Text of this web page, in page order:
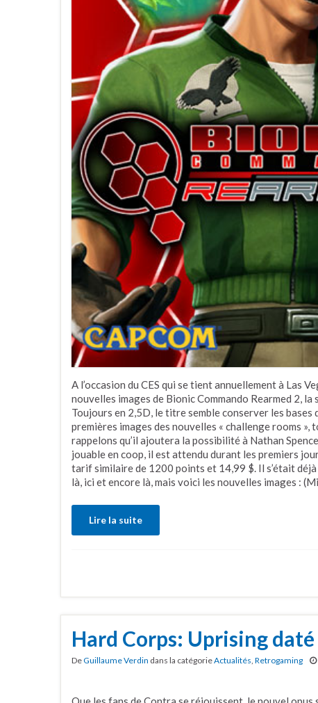
A l’occasion du CES qui se tient annuellement à Las
nouvelles images de Bionic Commando Rearmed 2,
Toujours en 2,5D, le titre semble conserver les bases
premières images des nouvelles « challenge rooms »,
rappelons qu’il ajoutera la possibilité à Nathan
jouable en coop, il est attendu durant les premiers
tarif similaire de 1200 points et 14,99 $. Il s’était
là, ici et encore là, mais voici les nouvelles images :
Lire la suite
Hard Corps: Uprising daté
DeGuillaume Verdin dans la catégorieActualités, Retrogaming